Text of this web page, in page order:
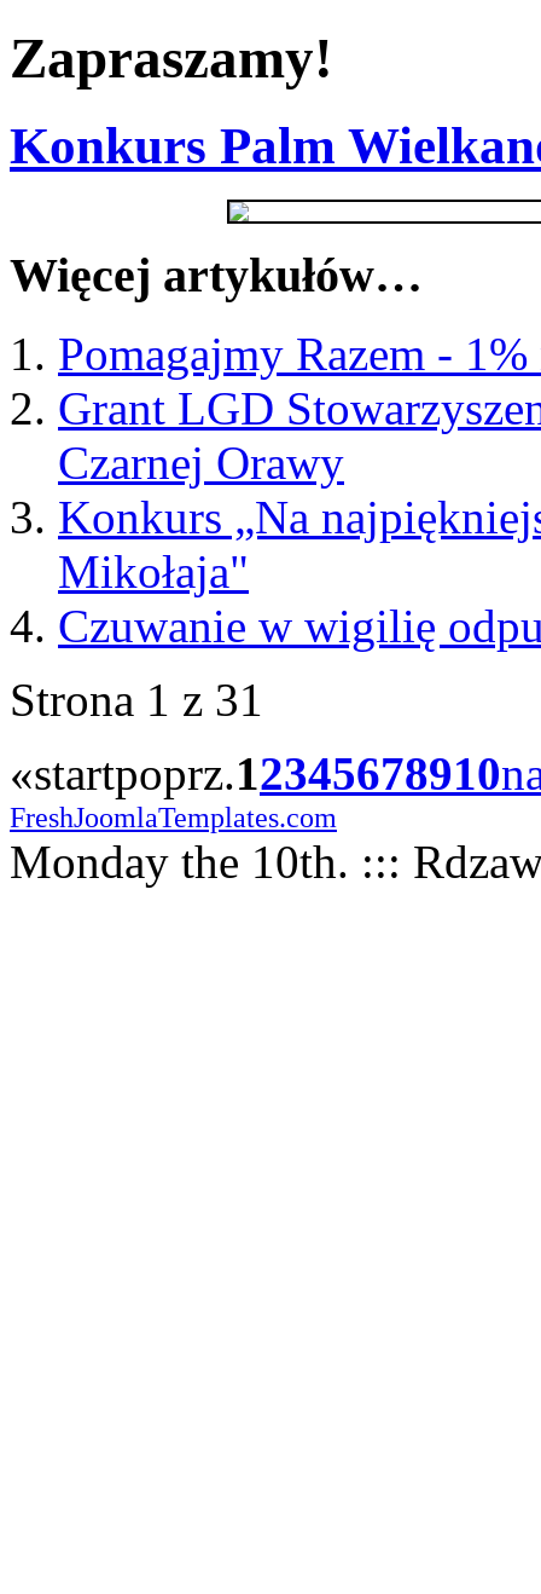
Zapraszamy!
Konkurs Palm
Więcej artykułów…
Pomagajmy Razem -
Grant LGD
Czarnej Orawy
Konkurs „Na
Mikołaja"
Czuwanie w wigilię
Strona 1 z 31
«startpoprz.12345678910
FreshJoomlaTemplates.com
Monday the 10th. :::